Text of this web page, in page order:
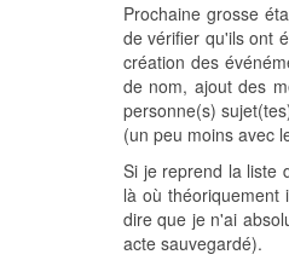
Prochaine grosse
de vérifier qu'ils ont
création des
de nom, ajout des
personne(s)
(un peu moins avec
Si je reprend la liste
là où
dire que je n'ai
acte sauvegardé).